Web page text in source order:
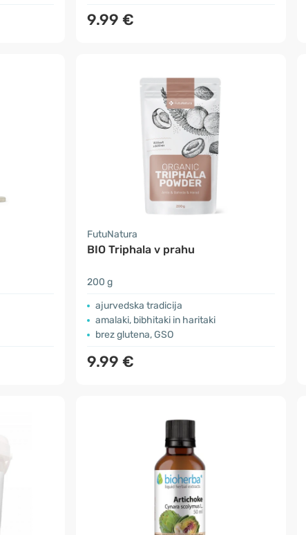
9.99 €
FutuNatura
BIO Triphala v prahu
200 g
ajurvedska tradicija
amalaki, bibhitaki in haritaki
brez glutena, GSO
9.99 €